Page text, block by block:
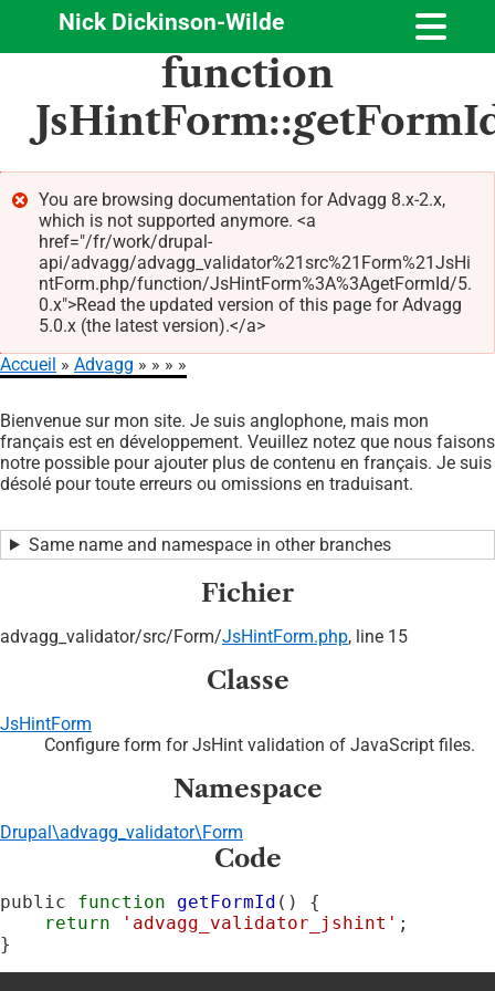
Aller
contenu
principal
Nick Dickinson-Wilde
function
Message
d'erreur
You are browsing documentation for Advagg 8.x-2.x,
which is not supported anymore. <a
href="/fr/work/drupal-
api/advagg/advagg_validator%21src%21Form%21JsHi
ntForm.php/function/JsHintForm%3A%3AgetFormId/5.
0.x">Read the updated version of this page for Advagg
5.0.x (the latest version).</a>
d'Ariane
Accueil Advagg
Bienvenue sur mon site. Je suis anglophone, mais mon
français est en développement. Veuillez notez que nous faisons
notre possible pour ajouter plus de contenu en français. Je suis
désolé pour toute erreurs ou omissions en traduisant.
Same name and namespace in other branches
Fichier
advagg_validator/src/Form/JsHintForm.php, line 15
Classe
JsHintForm
Configure form for JsHint validation of JavaScript files.
Namespace
Drupal\advagg_validator\Form
Code
public function getFormId () {
return
'advagg_validator_jshint' ;
}